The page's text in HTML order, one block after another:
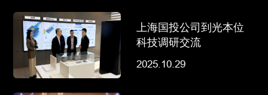
上海国投公司到光本位
科技调研交流
2025.10.29